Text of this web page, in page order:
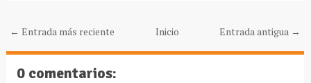
← Entrada más reciente Entrada antigua →
Inicio
0 comentarios: